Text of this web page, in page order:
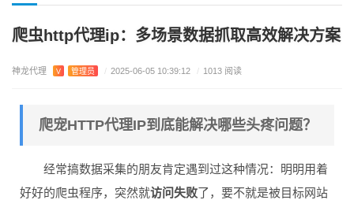
爬虫http代理ip：多场景数据抓取高效解决方案
神龙代理 V 管理员 / 2025-06-05 10:39:12 / 1013 阅读
爬宠HTTP代理IP到底能解决哪些头疼问题？
经常搞数据采集的朋友肯定遇到过这种情况：明明用着
好好的爬虫程序，突然就访问失败了，要不就是被目标网站